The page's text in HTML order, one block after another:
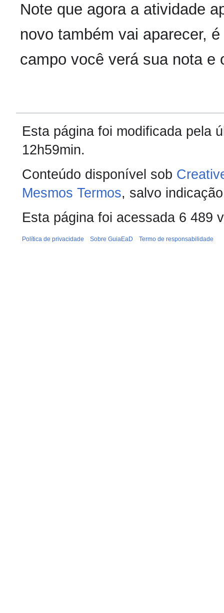
Note que agora a atividade
novo também vai aparecer,
campo você verá sua nota e
Esta página foi modificada pela
12h59min.
Conteúdo disponível sob
Mesmos Termos, salvo
Esta página foi acessada 6 489
Política de privacidade Sobre GuiaEaD Termo de responsabilidade